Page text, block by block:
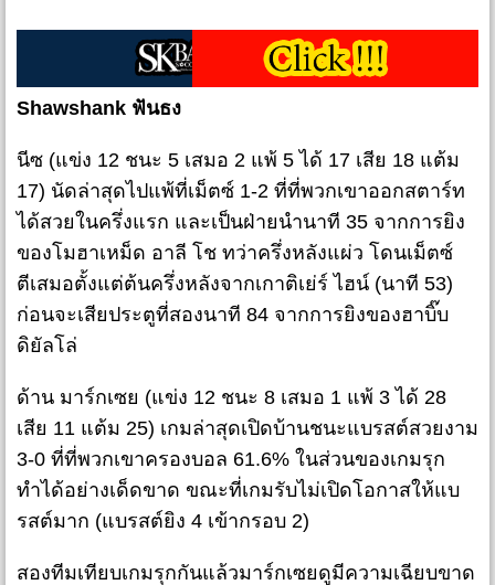
Shawshank ฟันธง
นีซ (แข่ง 12 ชนะ 5 เสมอ 2 แพ้ 5 ได้ 17 เสีย 18 แต้ม
17) นัดล่าสุดไปแพ้ที่เม็ตซ์ 1-2 ที่ที่พวกเขาออกสตาร์ท
ได้สวยในครึ่งแรก และเป็นฝ่ายนำนาที 35 จากการยิง
ของโมฮาเหม็ด อาลี โช ทว่าครึ่งหลังแผ่ว โดนเม็ตซ์
ตีเสมอตั้งแต่ต้นครึ่งหลังจากเกาติเย่ร์ ไฮน์ (นาที 53)
ก่อนจะเสียประตูที่สองนาที 84 จากการยิงของฮาบิ๊บ
ดิยัลโล่
ด้าน มาร์กเซย (แข่ง 12 ชนะ 8 เสมอ 1 แพ้ 3 ได้ 28
เสีย 11 แต้ม 25) เกมล่าสุดเปิดบ้านชนะแบรสต์สวยงาม
3-0 ที่ที่พวกเขาครองบอล 61.6% ในส่วนของเกมรุก
ทำได้อย่างเด็ดขาด ขณะที่เกมรับไม่เปิดโอกาสให้แบ
รสต์มาก (แบรสต์ยิง 4 เข้ากรอบ 2)
สองทีมเทียบเกมรุกกันแล้วมาร์กเซยดูมีความเฉียบขาด